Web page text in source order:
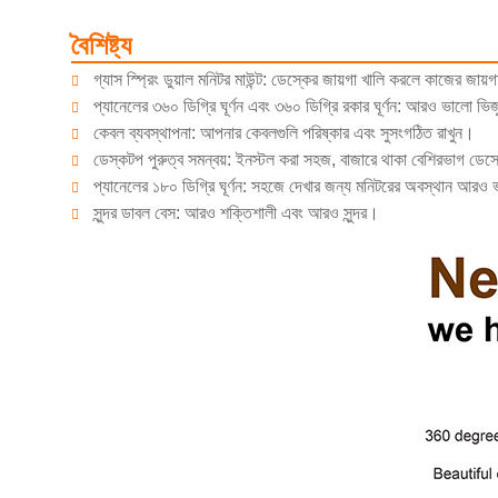
বৈশিষ্ট্য
গ্যাস স্প্রিং ডুয়াল মনিটর মাউন্ট: ডেস্কের জায়গা খালি করলে কাজের
প্যানেলের ৩৬০ ডিগ্রি ঘূর্ণন এবং ৩৬০ ডিগ্রি রকার ঘূর্ণন: আরও ভালো
কেবল ব্যবস্থাপনা: আপনার কেবলগুলি পরিষ্কার এবং সুসংগঠিত রাখুন।
ডেস্কটপ পুরুত্ব সমন্বয়: ইনস্টল করা সহজ, বাজারে থাকা বেশিরভাগ
প্যানেলের ১৮০ ডিগ্রি ঘূর্ণন: সহজে দেখার জন্য মনিটরের অবস্থান আরও
সুন্দর ডাবল বেস: আরও শক্তিশালী এবং আরও সুন্দর।